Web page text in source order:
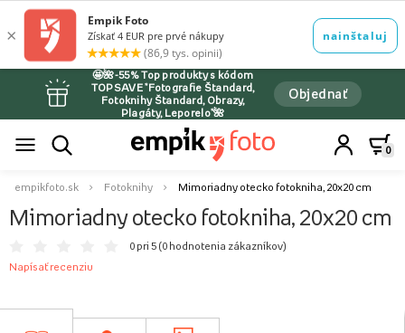
🤩🌺-55% Top produkty s kódom
TOPSAVE *Fotografie Štandard,
Fotoknihy Štandard, Obrazy,
Plagáty, Leporelo*🌺
Objednať
0
empikfoto.sk Fotoknihy Mimoriadny otecko fotokniha, 20x20 cm
Mimoriadny otecko fotokniha, 20x20 cm
0 pri 5 (0 hodnotenia zákazníkov)
Napísať recenziu